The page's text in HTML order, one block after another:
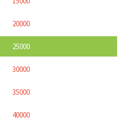
20000
25000
30000
35000
40000